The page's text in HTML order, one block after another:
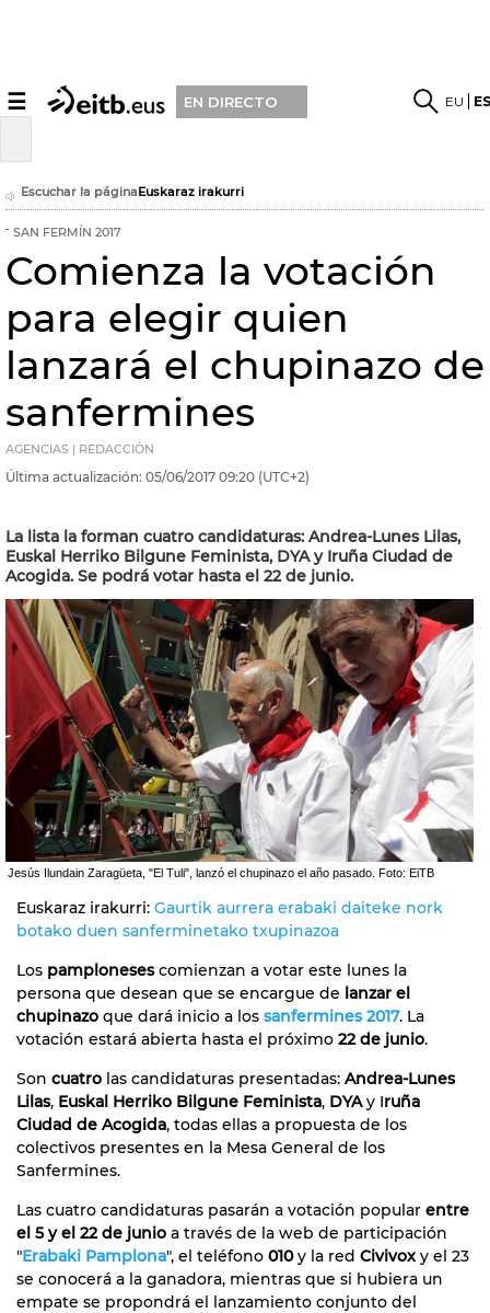
☰ EN DIRECTO EU
Escuchar la páginaEuskaraz irakurri
SAN FERMÍN 2017
Comienza la votación
para elegir quien
lanzará el chupinazo de
sanfermines
AGENCIAS | REDACCIÓN
Última actualización: 05/06/2017 09:20 (UTC+2)
La lista la forman cuatro candidaturas: Andrea-Lunes Lilas,
Euskal Herriko Bilgune Feminista, DYA y Iruña Ciudad de
Acogida. Se podrá votar hasta el 22 de junio.
Jesús Ilundain Zaragüeta, "El Tuli", lanzó el chupinazo el año pasado. Foto: EiTB
Euskaraz irakurri: Gaurtik aurrera erabaki daiteke nork
botako duen sanferminetako txupinazoa
Los pamplonesescomienzan a votar este lunes la
persona que desean que se encargue de lanzar el
chupinazo que dará inicio a los sanfermines 2017. La
votación estará abierta hasta el próximo 22 de junio.
Son cuatro las candidaturas presentadas: Andrea-Lunes
Lilas, Euskal Herriko Bilgune Feminista, DYAy Iruña
Ciudad de Acogida, todas ellas a propuesta de los
colectivos presentes en la Mesa General de los
Sanfermines.
Las cuatro candidaturas pasarán a votación popular entre
el 5 y el 22 de junio a través de la web de participación
"Erabaki Pamplona", el teléfono 010y la red Civivoxy el 23
se conocerá a la ganadora, mientras que si hubiera un
empate se propondrá el lanzamiento conjunto del